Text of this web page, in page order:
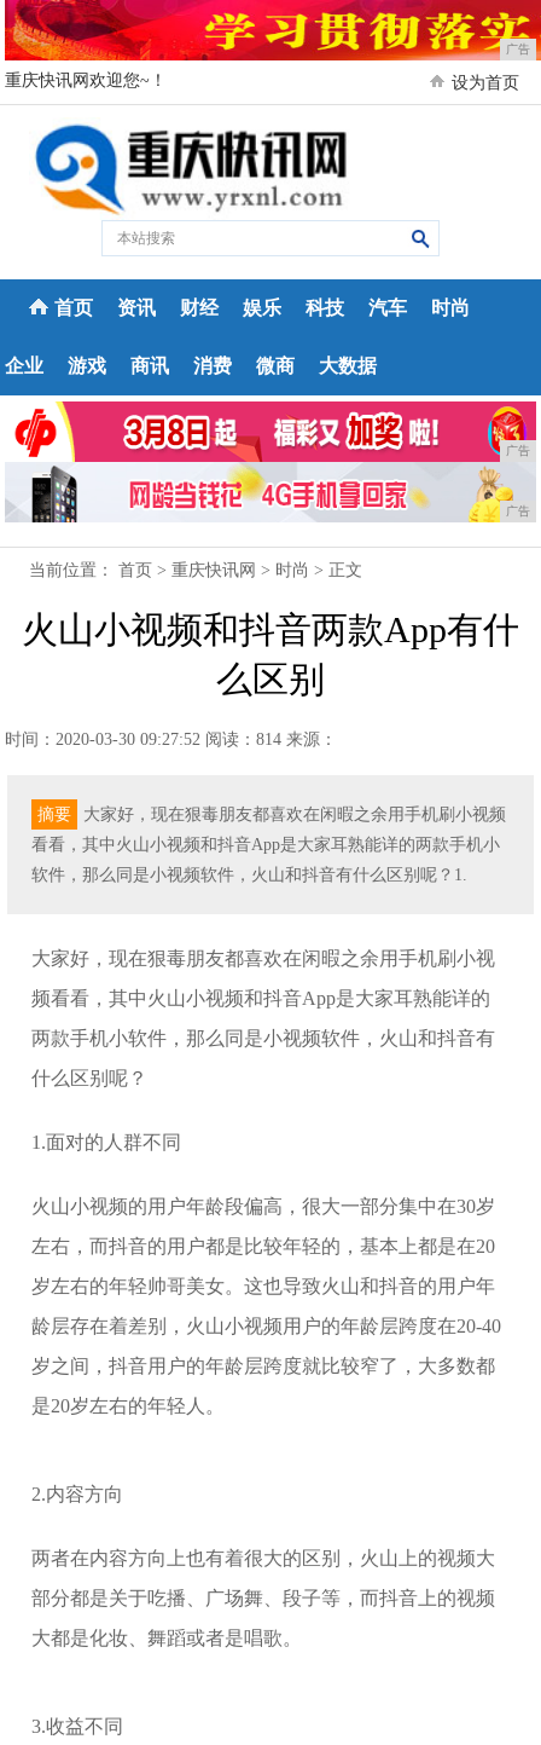
广告
重庆快讯网欢迎您~！ 设为首页
首页 资讯 财经 娱乐 科技 汽车 时尚
企业 游戏 商讯 消费 微商 大数据
广告
广告
当前位置：首页 >重庆快讯网 > 时尚 > 正文
火山小视频和抖音两款App有什
么区别
时间：2020-03-30 09:27:52 阅读：814 来源：
摘要
大家好，现在狠毒朋友都喜欢在闲暇之余用手机刷小视频
看看，其中火山小视频和抖音App是大家耳熟能详的两款手机小
软件，那么同是小视频软件，火山和抖音有什么区别呢？1.
大家好，现在狠毒朋友都喜欢在闲暇之余用手机刷小视
频看看，其中火山小视频和抖音App是大家耳熟能详的
两款手机小软件，那么同是小视频软件，火山和抖音有
什么区别呢？
1.面对的人群不同
火山小视频的用户年龄段偏高，很大一部分集中在30岁
左右，而抖音的用户都是比较年轻的，基本上都是在20
岁左右的年轻帅哥美女。这也导致火山和抖音的用户年
龄层存在着差别，火山小视频用户的年龄层跨度在20-40
岁之间，抖音用户的年龄层跨度就比较窄了，大多数都
是20岁左右的年轻人。
2.内容方向
两者在内容方向上也有着很大的区别，火山上的视频大
部分都是关于吃播、广场舞、段子等，而抖音上的视频
大都是化妆、舞蹈或者是唱歌。
3.收益不同